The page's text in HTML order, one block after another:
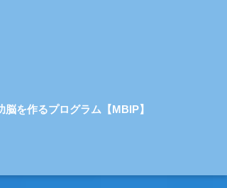
脳を作るプログラム【MBIP】